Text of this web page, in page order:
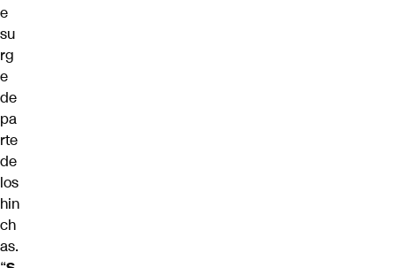
e
su
rg
e
de
pa
rte
de
los
hin
ch
as.